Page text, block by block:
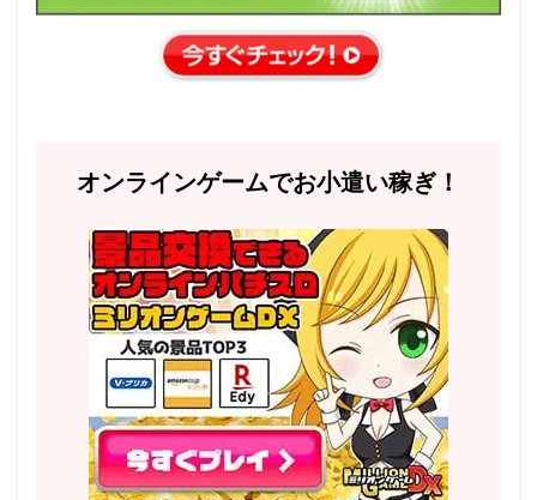
オンラインゲームでお小遣い稼ぎ！